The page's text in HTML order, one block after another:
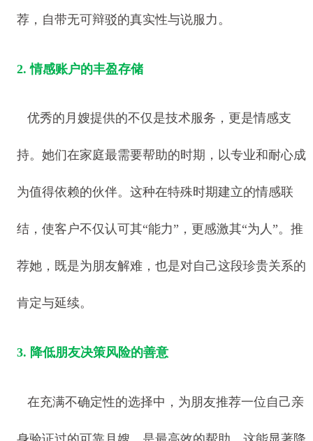
荐，自带无可辩驳的真实性与说服力。
2. 情感账户的丰盈存储
优秀的月嫂提供的不仅是技术服务，更是情感支
持。她们在家庭最需要帮助的时期，以专业和耐心成
为值得依赖的伙伴。这种在特殊时期建立的情感联
结，使客户不仅认可其“能力”，更感激其“为人”。推
荐她，既是为朋友解难，也是对自己这段珍贵关系的
肯定与延续。
3. 降低朋友决策风险的善意
在充满不确定性的选择中，为朋友推荐一位自己亲